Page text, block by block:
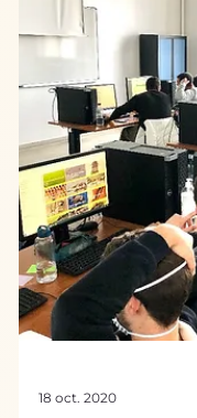
Les Actualités de
L'équipe
à la
Chaussées !
L'avenir de la
biomimétisme ?
les chercheurs et
ParisTech . Nous
évoquer les
la construction et
de formuler,
qu'offrent le